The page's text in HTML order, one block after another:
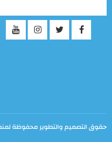
حقوق التصميم والتطوير محفوظة